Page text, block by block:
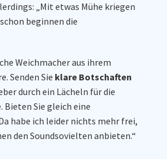
„Mit etwas Mühe kriegen
beginnen die
Weichmacher aus ihrem
Senden Sie klare Botschaften
durch ein Lächeln für die
Bieten Sie gleich eine
habe ich leider nichts mehr frei,
den Soundsovielten anbieten.“